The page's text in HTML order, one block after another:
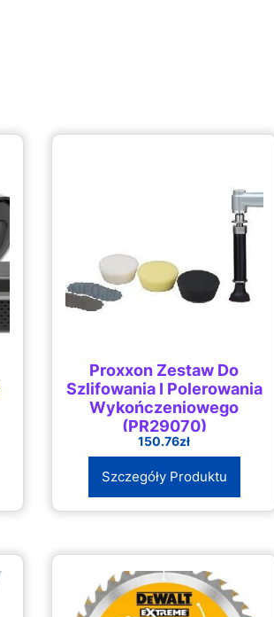
Proxxon Zestaw Do
Szlifowania I Polerowania
Wykończeniowego
(PR29070)
150.76zł
Szczegóły Produktu